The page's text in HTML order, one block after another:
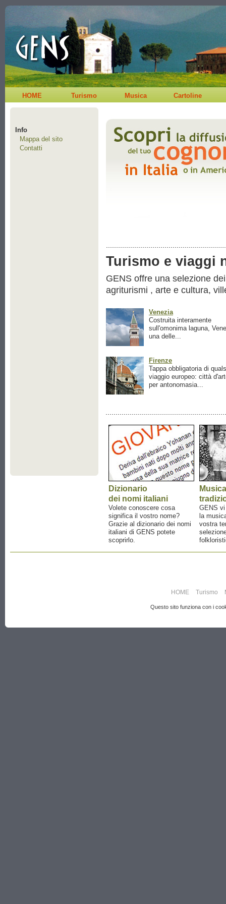
HOME Turismo Musica Cartoline
Info
Mappa del sito
Contatti
Turismo e viaggi
GENS offre una selezione
agriturismi , arte e cultura,
Venezia
Costruita interamente
sull'omonima laguna,
una delle...
Firenze
Tappa obbligatoria di
viaggio europeo: città
per antonomasia...
Dizionario
dei nomi italiani
Volete conoscere cosa
significa il vostro nome?
Grazie al dizionario dei nomi
italiani di GENS potete
scoprirlo.
Musica
GENS
la
vostra
HOME Turismo
Questo sito funziona con i